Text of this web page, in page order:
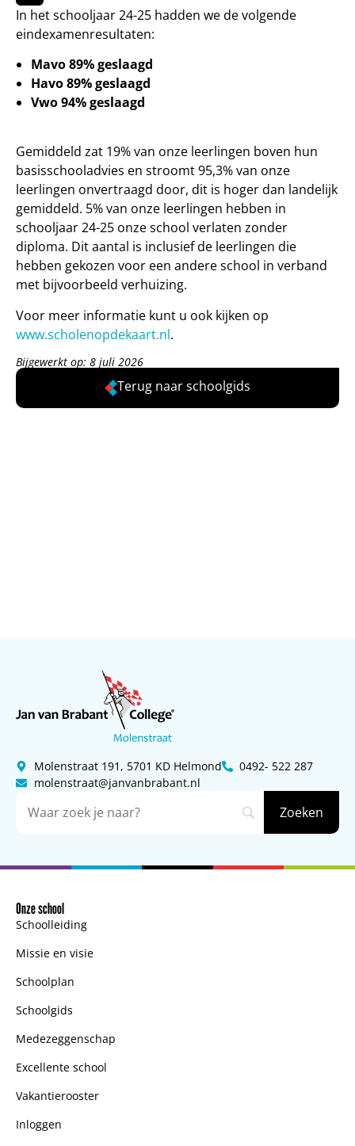
In het schooljaar 24-25 hadden we de volgende
eindexamenresultaten:
Mavo 89% geslaagd
Havo 89% geslaagd
Vwo 94% geslaagd
Gemiddeld zat 19% van onze leerlingen boven hun
basisschooladvies en stroomt 95,3% van onze
leerlingen onvertraagd door, dit is hoger dan landelijk
gemiddeld. 5% van onze leerlingen hebben in
schooljaar 24-25 onze school verlaten zonder
diploma. Dit aantal is inclusief de leerlingen die
hebben gekozen voor een andere school in verband
met bijvoorbeeld verhuizing.
Voor meer informatie kunt u ook kijken op
www.scholenopdekaart.nl.
Bijgewerkt op: 8 juli 2026
Terug naar schoolgids
Molenstraat 191, 5701 KD Helmond
0492- 522 287
molenstraat@janvanbrabant.nl
Onze school
Schoolleiding
Missie en visie
Schoolplan
Schoolgids
Medezeggenschap
Excellente school
Vakantierooster
Inloggen